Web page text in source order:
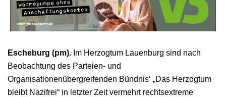
Escheburg (pm). Im Herzogtum Lauenburg sind nach
Beobachtung des Parteien- und
Organisationenübergreifenden Bündnis‘ „Das Herzogtum
bleibt Nazifrei“ in letzter Zeit vermehrt rechtsextreme